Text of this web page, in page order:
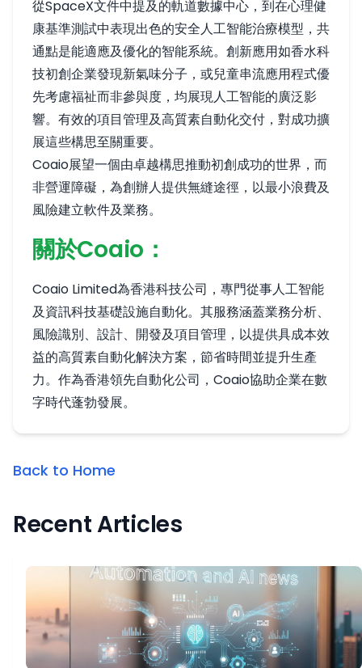
從SpaceX文件中提及的軌道數據中心，到在心理健
康基準測試中表現出色的安全人工智能治療模型，共
通點是能適應及優化的智能系統。創新應用如香水科
技初創企業發現新氣味分子，或兒童串流應用程式優
先考慮福祉而非參與度，均展現人工智能的廣泛影
響。有效的項目管理及高質素自動化交付，對成功擴
展這些構思至關重要。
Coaio展望一個由卓越構思推動初創成功的世界，而
非營運障礙，為創辦人提供無縫途徑，以最小浪費及
風險建立軟件及業務。
關於Coaio：
Coaio Limited為香港科技公司，專門從事人工智能
及資訊科技基礎設施自動化。其服務涵蓋業務分析、
風險識別、設計、開發及項目管理，以提供具成本效
益的高質素自動化解決方案，節省時間並提升生產
力。作為香港領先自動化公司，Coaio協助企業在數
字時代蓬勃發展。
Back to Home
Recent Articles